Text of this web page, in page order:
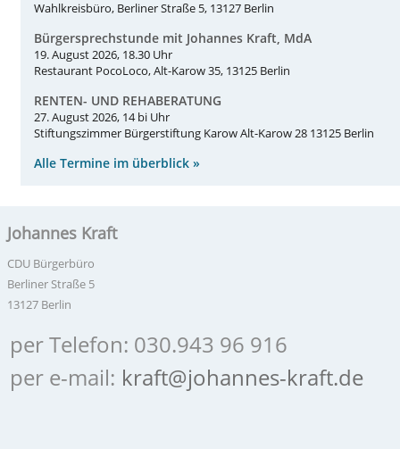
Wahlkreisbüro, Berliner Straße 5, 13127 Berlin
Bürgersprechstunde mit Johannes Kraft, MdA
19. August 2026, 18.30 Uhr
Restaurant PocoLoco, Alt-Karow 35, 13125 Berlin
RENTEN- UND REHABERATUNG
27. August 2026, 14 bi Uhr
Stiftungszimmer Bürgerstiftung Karow Alt-Karow 28 13125 Berlin
Alle Termine im überblick »
Johannes Kraft
CDU Bürgerbüro
Berliner Straße 5
13127 Berlin
per Telefon: 030.943 96 916
per e-mail: kraft@johannes-kraft.de